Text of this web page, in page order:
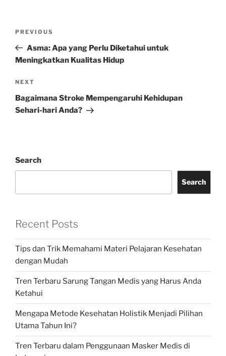
Previous
Post
PREVIOUS
Asma: Apa yang Perlu Diketahui untuk
Meningkatkan Kualitas Hidup
Next
Post
NEXT
Bagaimana Stroke Mempengaruhi Kehidupan
Sehari-hari Anda?
Search
Search
Recent Posts
Tips dan Trik Memahami Materi Pelajaran Kesehatan
dengan Mudah
Tren Terbaru Sarung Tangan Medis yang Harus Anda
Ketahui
Mengapa Metode Kesehatan Holistik Menjadi Pilihan
Utama Tahun Ini?
Tren Terbaru dalam Penggunaan Masker Medis di